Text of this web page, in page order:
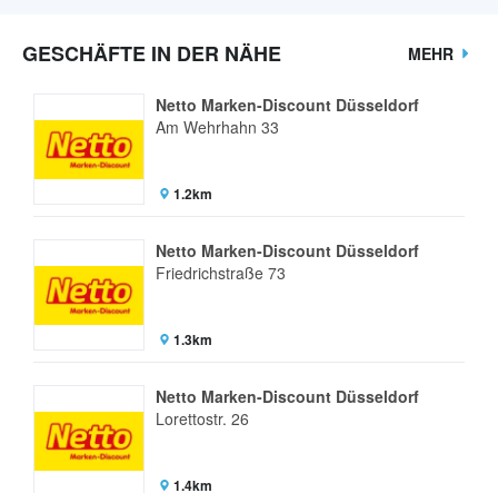
GESCHÄFTE IN DER NÄHE MEHR
Netto Marken-Discount Düsseldorf
Am Wehrhahn 33
1.2km
Netto Marken-Discount Düsseldorf
Friedrichstraße 73
1.3km
Netto Marken-Discount Düsseldorf
Lorettostr. 26
1.4km